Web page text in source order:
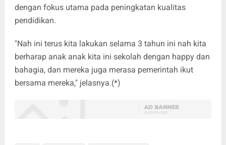
dengan fokus utama pada peningkatan kualitas
pendidikan.
"Nah ini terus kita lakukan selama 3 tahun ini nah kita
berharap anak anak kita ini sekolah dengan happy dan
bahagia, dan mereka juga merasa pemerintah ikut
bersama mereka," jelasnya.(*)